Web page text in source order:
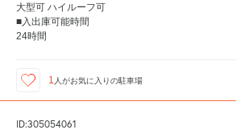
大型可 ハイルーフ可
■入出庫可能時間
24時間
1 人がお気に入りの駐車場
ID:305054061